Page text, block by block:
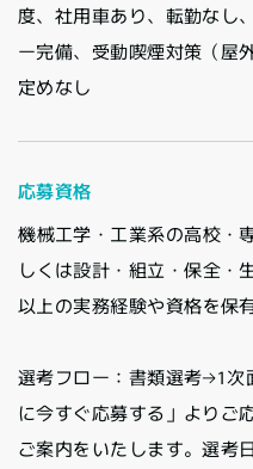
度、社用車あり、転勤なし
ー完備、受動喫煙対策（屋
定めなし
応募資格
機械工学・工業系の高校・
しくは設計・組立・保全・
以上の実務経験や資格を保
選考フロー：書類選考→1
に今すぐ応募する」よりご
ご案内をいたします。選考